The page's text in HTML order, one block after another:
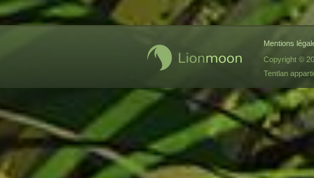
Mentions
Copyright ©
Tentlan